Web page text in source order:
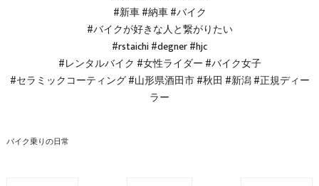
#新車 #納車 #バイク
#バイクが好きな人と繋がりたい
#rstaichi #degner #hjc
#レンタルバイク #女性ライダー #バイク女子
#セラミックコーティング #山形県酒田市 #秋田 #新潟 #正規ディー
ラー
バイク乗りの日常